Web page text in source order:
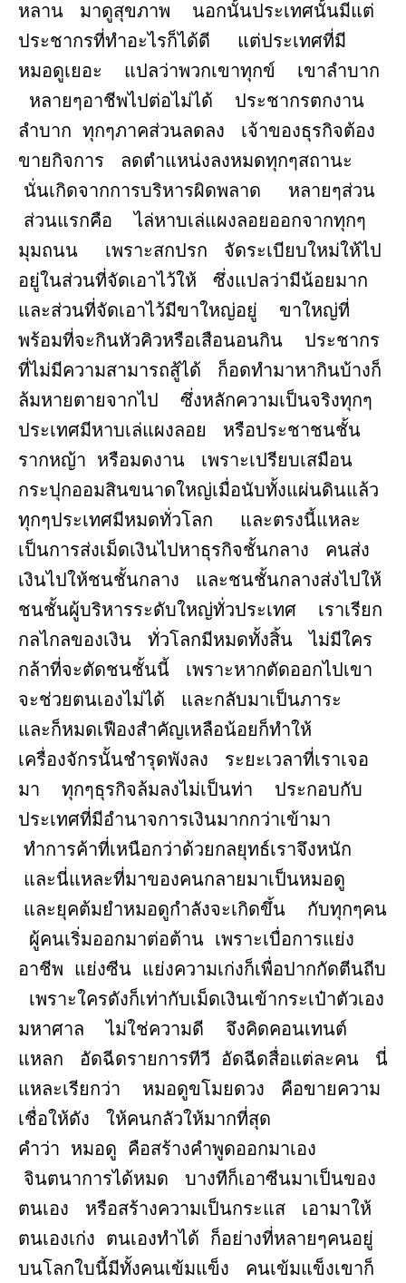
หลาน มาดูสุขภาพ นอกนั้นประเทศนั้นมีแต่
ประชากรที่ทำอะไรก็ได้ดี แต่ประเทศที่มี
หมอดูเยอะ แปลว่าพวกเขาทุกข์ เขาลำบาก
หลายๆอาชีพไปต่อไม่ได้ ประชากรตกงาน
ลำบาก ทุกๆภาคส่วนลดลง เจ้าของธุรกิจต้อง
ขายกิจการ ลดตำแหน่งลงหมดทุกๆสถานะ
นั่นเกิดจากการบริหารผิดพลาด หลายๆส่วน
ส่วนแรกคือ ไล่หาบเล่แผงลอยออกจากทุกๆ
มุมถนน เพราะสกปรก จัดระเบียบใหม่ให้ไป
อยู่ในส่วนที่จัดเอาไว้ให้ ซึ่งแปลว่ามีน้อยมาก
และส่วนที่จัดเอาไว้มีขาใหญ่อยู่ ขาใหญ่ที่
พร้อมที่จะกินหัวคิวหรือเสือนอนกิน ประชากร
ที่ไม่มีความสามารถสู้ได้ ก็อดทำมาหากินบ้างก็
ล้มหายตายจากไป ซึ่งหลักความเป็นจริงทุกๆ
ประเทศมีหาบเล่แผงลอย หรือประชาชนชั้น
รากหญ้า หรือมดงาน เพราะเปรียบเสมือน
กระปุกออมสินขนาดใหญ่เมื่อนับทั้งแผ่นดินแล้ว
ทุกๆประเทศมีหมดทั่วโลก และตรงนี้แหละ
เป็นการส่งเม็ดเงินไปหาธุรกิจชั้นกลาง คนส่ง
เงินไปให้ชนชั้นกลาง และชนชั้นกลางส่งไปให้
ชนชั้นผู้บริหารระดับใหญ่ทั่วประเทศ เราเรียก
กลไกลของเงิน ทั่วโลกมีหมดทั้งสิ้น ไม่มีใคร
กล้าที่จะตัดชนชั้นนี้ เพราะหากตัดออกไปเขา
จะช่วยตนเองไม่ได้ และกลับมาเป็นภาระ
และก็หมดเฟืองสำคัญเหลือน้อยก็ทำให้
เครื่องจักรนั้นชำรุดพังลง ระยะเวลาที่เราเจอ
มา ทุกๆธุรกิจล้มลงไม่เป็นท่า ประกอบกับ
ประเทศที่มีอำนาจการเงินมากกว่าเข้ามา
ทำการค้าที่เหนือกว่าด้วยกลยุทธ์เราจึงหนัก
และนี่แหละที่มาของคนกลายมาเป็นหมอดู
และยุคต้มยำหมอดูกำลังจะเกิดขึ้น กับทุกๆคน
ผู้คนเริ่มออกมาต่อต้าน เพราะเบื่อการแย่ง
อาชีพ แย่งซีน แย่งความเก่งก็เพื่อปากกัดตีนถีบ
เพราะใครดังก็เท่ากับเม็ดเงินเข้ากระเป๋าตัวเอง
มหาศาล ไม่ใช่ความดี จึงคิดคอนเทนต์
แหลก อัดฉีดรายการทีวี อัดฉีดสื่อแต่ละคน นี่
แหละเรียกว่า หมอดูขโมยดวง คือขายความ
เชื่อให้ดัง ให้คนกลัวให้มากที่สุด
คำว่า หมอดู คือสร้างคำพูดออกมาเอง
จินตนาการได้หมด บางทีก็เอาซีนมาเป็นของ
ตนเอง หรือสร้างความเป็นกระแส เอามาให้
ตนเองเก่ง ตนเองทำได้ ก็อย่างที่หลายๆคนอยู่
บนโลกใบนี้มีทั้งคนเข้มแข็ง คนเข้มแข็งเขาก็